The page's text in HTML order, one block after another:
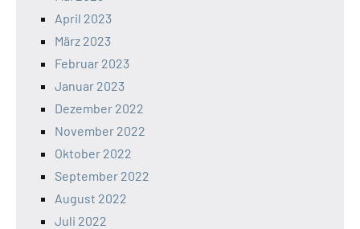
April 2023
März 2023
Februar 2023
Januar 2023
Dezember 2022
November 2022
Oktober 2022
September 2022
August 2022
Juli 2022